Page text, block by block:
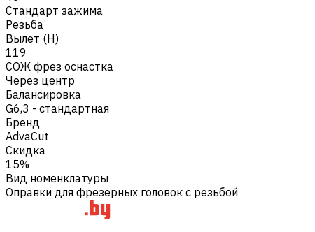
Стандарт зажима
Резьба
Вылет (H)
119
СОЖ фрез оснастка
Через центр
Балансировка
G6,3 - стандартная
Бренд
AdvaCut
Скидка
15%
Вид номенклатуры
Оправки для фрезерных головок с резьбой